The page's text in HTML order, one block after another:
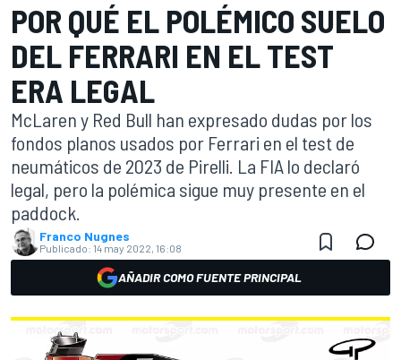
POR QUÉ EL POLÉMICO SUELO
DEL FERRARI EN EL TEST
ERA LEGAL
McLaren y Red Bull han expresado dudas por los
fondos planos usados por Ferrari en el test de
neumáticos de 2023 de Pirelli. La FIA lo declaró
legal, pero la polémica sigue muy presente en el
paddock.
Franco Nugnes
Publicado: 14 may 2022, 16:08
AÑADIR COMO FUENTE PRINCIPAL